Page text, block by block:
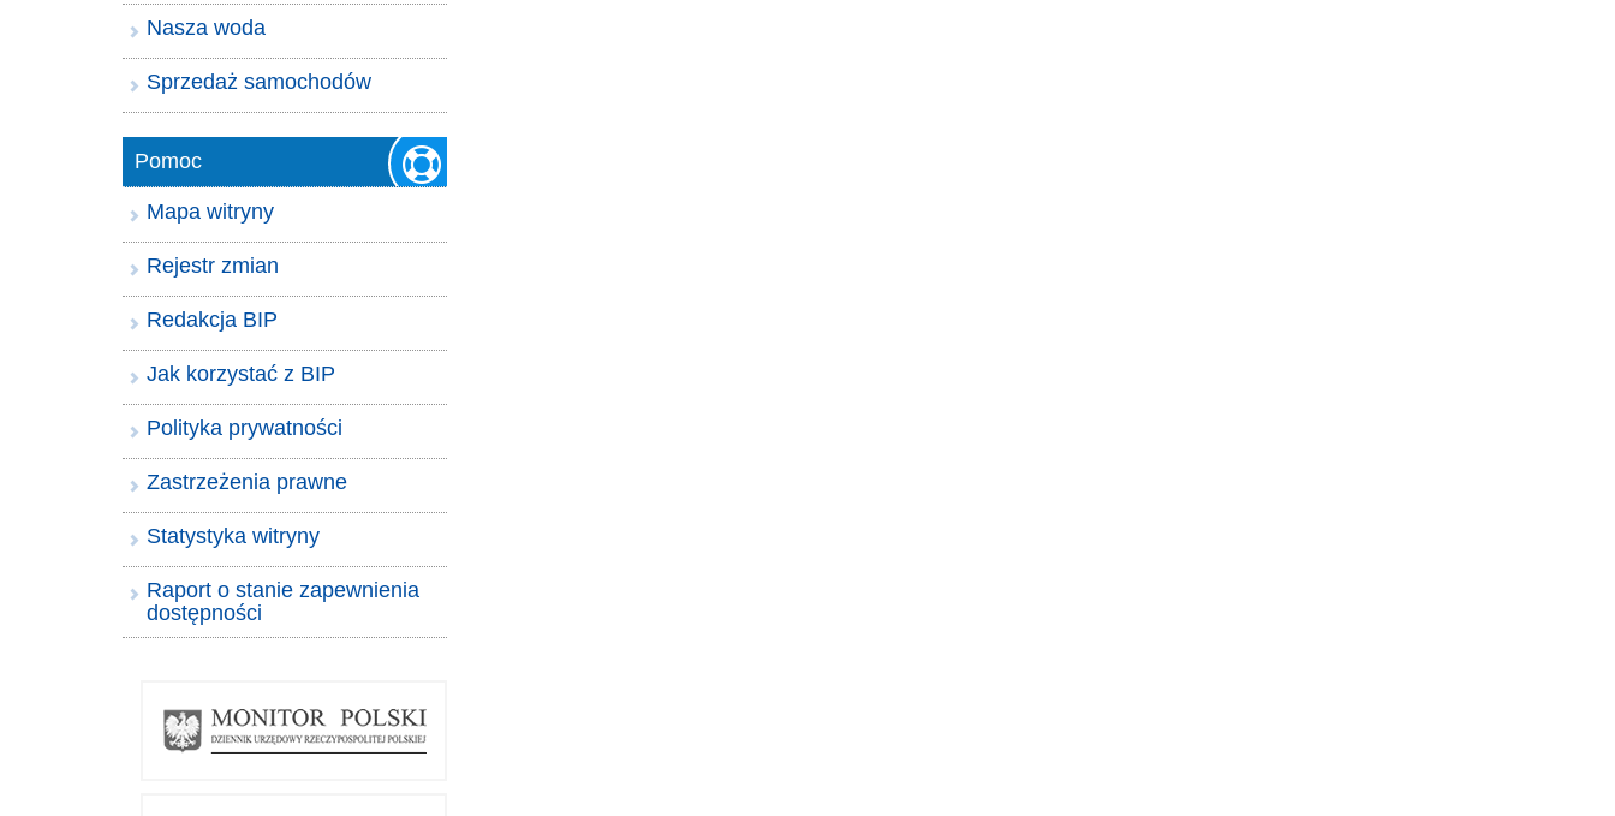
Nasza woda
Sprzedaż samochodów
Pomoc
Mapa witryny
Rejestr zmian
Redakcja BIP
Jak korzystać z BIP
Polityka prywatności
Zastrzeżenia prawne
Statystyka witryny
Raport o stanie zapewnienia
dostępności